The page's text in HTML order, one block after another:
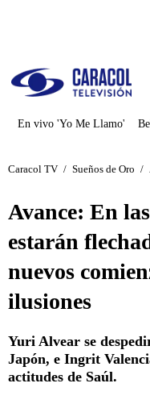
En vivo 'Yo Me Llamo'
Caracol TV / Sueños de Oro /
Avance: En
estarán
nuevos
ilusiones
Yuri Alvear se
Japón, e Ingrit
actitudes de Saúl.